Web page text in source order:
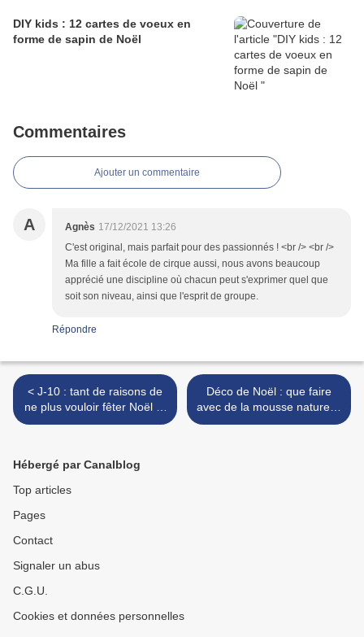
DIY kids : 12 cartes de voeux en
forme de sapin de Noël
Commentaires
Ajouter un commentaire
A Agnès 17/12/2021 13:26
C'est original, mais parfait pour des passionnés ! <br /> <br />
Ma fille a fait école de cirque aussi, nous avons beaucoup
apprécié une discipline où chacun peut s'exprimer quel que
soit son niveau, ainsi que l'esprit de groupe.
Répondre
< J-10 : tant de raisons de
ne plus vouloir fêter Noël (+
excuse implacable à la clé)
Déco de Noël : que faire
avec de la mousse naturelle
? >
Hébergé par Canalblog
Top articles
Pages
Contact
Signaler un abus
C.G.U.
Cookies et données personnelles